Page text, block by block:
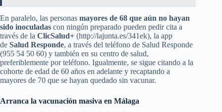
En paralelo, las personas mayores de 68 que aún no hayan
sido inoculadas con ningún preparado pueden pedir cita a
través de la ClicSalud+ (http://lajunta.es/341ek), la app
de Salud Responde, a través del teléfono de Salud Responde
(955 54 50 60) y también en su centro de salud,
preferiblemente por teléfono. Igualmente, se sigue citando a la
cohorte de edad de 60 años en adelante y recaptando a
mayores de 70 que se hayan quedado sin vacunar.
Arranca la vacunación masiva en Málaga